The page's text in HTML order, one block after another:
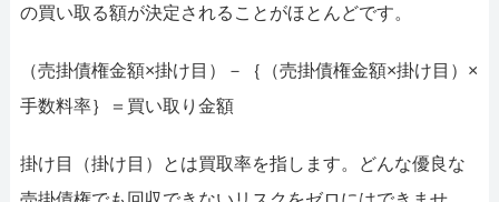
の買い取る額が決定されることがほとんどです。
（売掛債権金額×掛け目）－｛（売掛債権金額×掛け目）×
手数料率｝＝買い取り金額
掛け目（掛け目）とは買取率を指します。どんな優良な